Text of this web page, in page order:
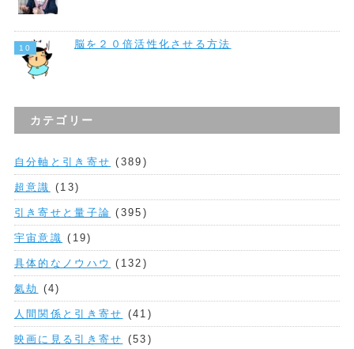
脳を２０倍活性化させる方法
カテゴリー
自分軸と引き寄せ (389)
超意識 (13)
引き寄せと量子論 (395)
宇宙意識 (19)
具体的なノウハウ (132)
氣劫 (4)
人間関係と引き寄せ (41)
映画に見る引き寄せ (53)